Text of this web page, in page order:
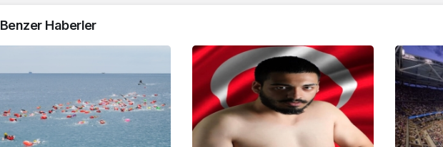
Benzer Haberler